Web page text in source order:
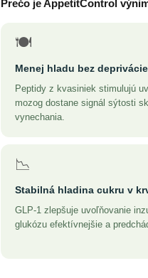
Prečo je AppetitControl
🍽️
Menej hladu bez deprivácie
Peptidy z kvasiniek stimulujú
mozog dostane signál sýtosti
vynechania.
📉
Stabilná hladina cukru v
GLP-1 zlepšuje uvoľňovanie
glukózu efektívnejšie a